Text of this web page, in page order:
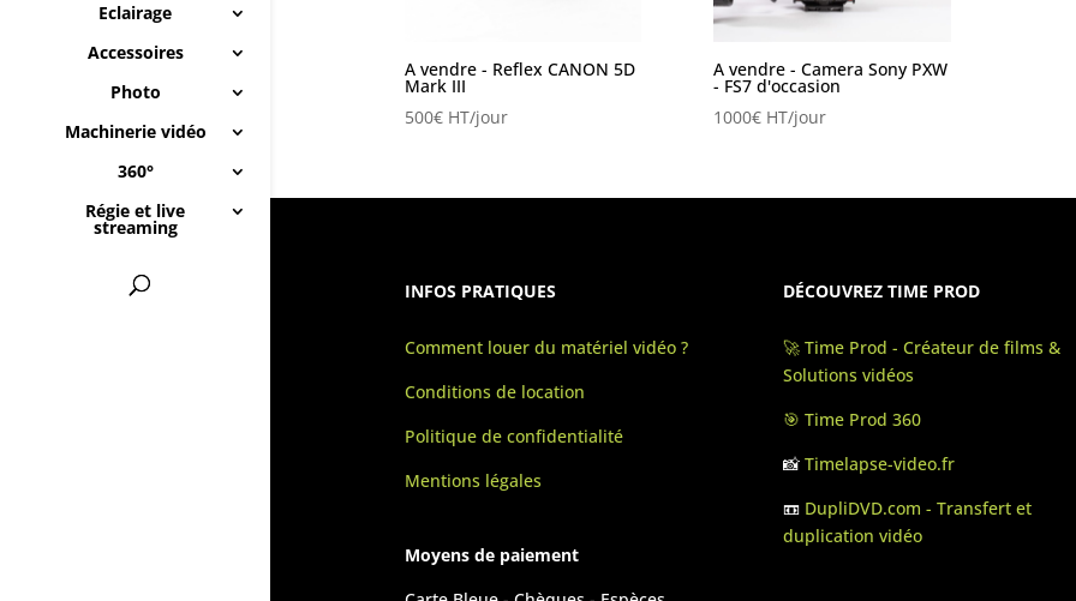
Eclairage
Accessoires
Photo
Machinerie vidéo
360°
Régie et live
streaming
A vendre - Reflex CANON 5D
Mark III
500€HT/jour
A vendre - Camera Sony PXW
- FS7 d'occasion
1000€ HT/jour
INFOS PRATIQUES
Comment louer du matériel vidéo ?
Conditions de location
Politique de confidentialité
Mentions légales
Moyens de paiement
DÉCOUVREZ TIME PROD
🚀 Time Prod - Créateur de films &
Solutions vidéos
🎯 Time Prod 360
📸 Timelapse-video.fr
📼 DupliDVD.com - Transfert et
duplication vidéo